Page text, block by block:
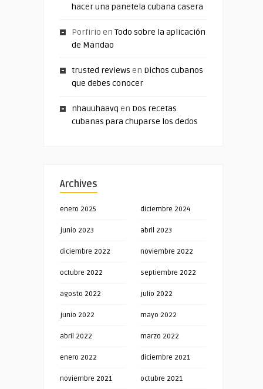
hacer una panetela cubana casera
Porfirio en Todo sobre la aplicación
de Mandao
trusted reviews en Dichos cubanos
que debes conocer
nhauuhaavq en Dos recetas
cubanas para chuparse los dedos
Archives
enero 2025 diciembre 2024
junio 2023 abril 2023
diciembre 2022 noviembre 2022
octubre 2022 septiembre 2022
agosto 2022 julio 2022
junio 2022 mayo 2022
abril 2022 marzo 2022
enero 2022 diciembre 2021
noviembre 2021 octubre 2021